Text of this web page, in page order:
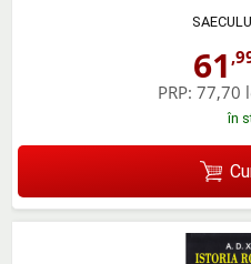
61
PRP: 77,70
în